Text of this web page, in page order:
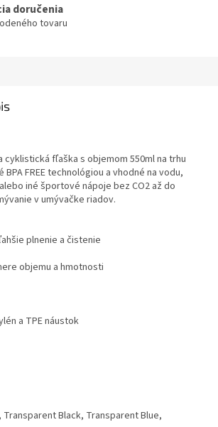
doručenia
tovaru
cyklistická fľaška s objemom 550ml na trhu
BPA FREE technológiou a vhodné na vodu,
iné športové nápoje bez CO2 až do
v umývačke riadov.
plnenie a čistenie
objemu a hmotnosti
a TPE náustok
Transparent Black, Transparent Blue,